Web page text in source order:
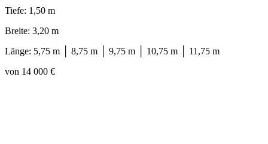
Tiefe: 1,50 m
Breite: 3,20 m
Länge: 5,75 m │ 8,75 m │ 9,75 m │ 10,75 m │ 11,75 m
von 14 000 €